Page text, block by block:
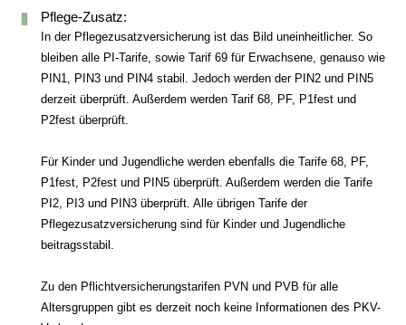
Pflege-Zusatz:
In der Pflegezusatzversicherung ist das Bild uneinheitlicher. So
bleiben alle PI-Tarife, sowie Tarif 69 für Erwachsene, genauso wie
PIN1, PIN3 und PIN4 stabil. Jedoch werden der PIN2 und PIN5
derzeit überprüft. Außerdem werden Tarif 68, PF, P1fest und
P2fest überprüft.
Für Kinder und Jugendliche werden ebenfalls die Tarife 68, PF,
P1fest, P2fest und PIN5 überprüft. Außerdem werden die Tarife
PI2, PI3 und PIN3 überprüft. Alle übrigen Tarife der
Pflegezusatzversicherung sind für Kinder und Jugendliche
beitragsstabil.
Zu den Pflichtversicherungstarifen PVN und PVB für alle
Altersgruppen gibt es derzeit noch keine Informationen des PKV-